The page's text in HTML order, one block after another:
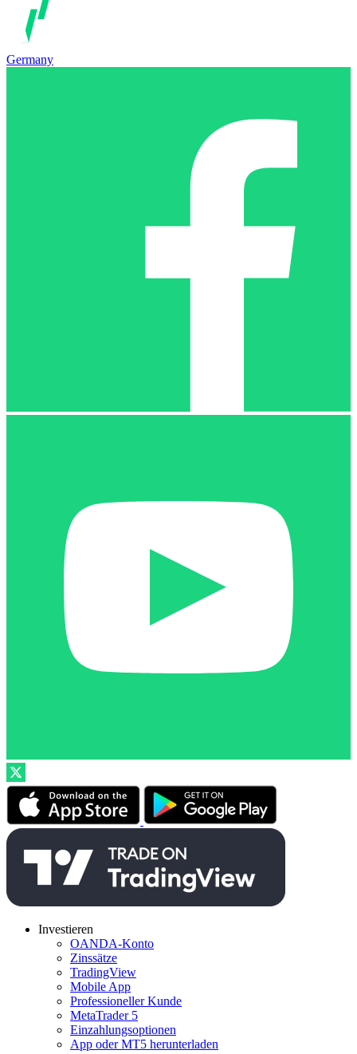
Germany
Investieren
OANDA-Konto
Zinssätze
TradingView
Mobile App
Professioneller Kunde
MetaTrader 5
Einzahlungsoptionen
App oder MT5 herunterladen